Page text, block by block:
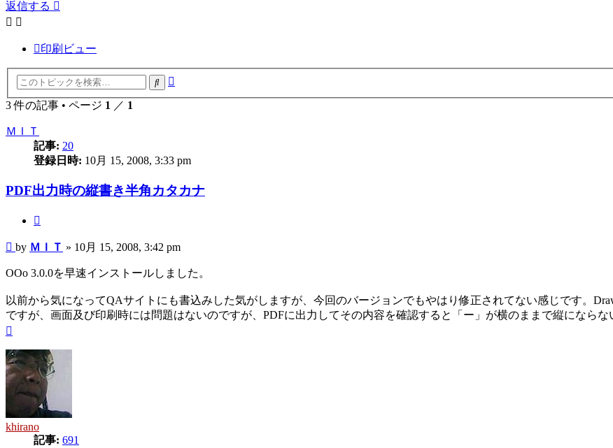
返信する
印刷ビュー
検
索
3 件の記事 • ページ 1 ／ 1
ＭＩＴ
記事: 20
登録日時: 10月 15, 2008, 3:33 pm
PDF出力時の縦書き半角カタカナ
す
投
記
by ＭＩＴ » 10月 15, 2008, 3:42 pm
OOo 3.0.0を早速インストールしました。
以前から気になってQAサイトにも書込みした気がしますが、今回のバージョンでもやはり修正されてない感じです。
ですが、画面及び印刷時には問題はないのですが、PDFに出力してその内容を確認すると「ー」が横のままで縦にならな
ジ
ト
ッ
khirano
記事: 691